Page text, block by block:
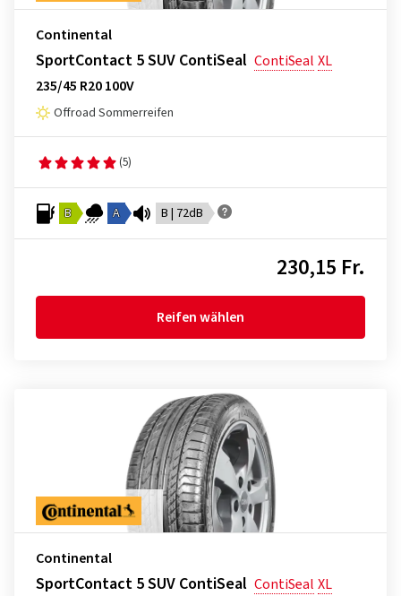
Continental
SportContact 5 SUV ContiSeal ContiSeal XL
235/45 R20 100V
Offroad Sommerreifen
(5)
B A B | 72dB
230,15 Fr.
Reifen wählen
Continental
SportContact 5 SUV ContiSeal ContiSeal XL